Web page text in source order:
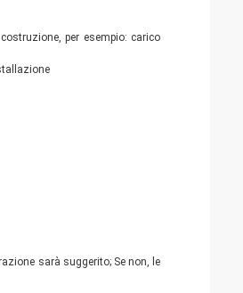
per esempio: carico
sarà suggerito; Se non, le